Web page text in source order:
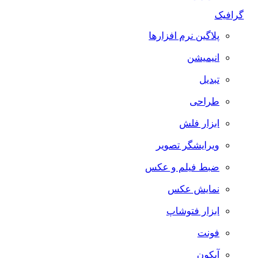
گرافیک
پلاگین نرم افزارها
انیمیشن
تبدیل
طراحی
ابزار فلش
ویرایشگر تصویر
ضبط فيلم و عكس
نمایش عکس
ابزار فتوشاپ
فونت
آیکون